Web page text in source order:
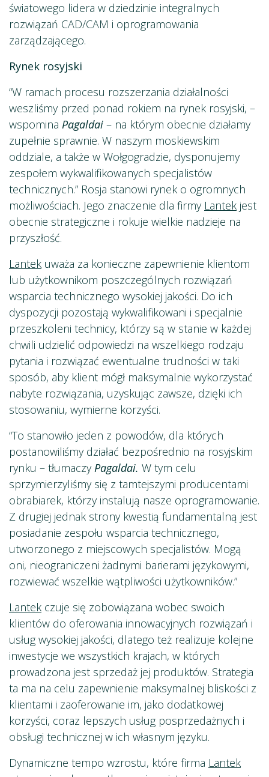
światowego lidera w dziedzinie integralnych
rozwiązań CAD/CAM i oprogramowania
zarządzającego.
Rynek rosyjski
“W ramach procesu rozszerzania działalności
weszliśmy przed ponad rokiem na rynek rosyjski, –
wspomina Pagaldai – na którym obecnie działamy
zupełnie sprawnie. W naszym moskiewskim
oddziale, a także w Wołgogradzie, dysponujemy
zespołem wykwalifikowanych specjalistów
technicznych.” Rosja stanowi rynek o ogromnych
możliwościach. Jego znaczenie dla firmy Lantek jest
obecnie strategiczne i rokuje wielkie nadzieje na
przyszłość.
Lantek uważa za konieczne zapewnienie klientom
lub użytkownikom poszczególnych rozwiązań
wsparcia technicznego wysokiej jakości. Do ich
dyspozycji pozostają wykwalifikowani i specjalnie
przeszkoleni technicy, którzy są w stanie w każdej
chwili udzielić odpowiedzi na wszelkiego rodzaju
pytania i rozwiązać ewentualne trudności w taki
sposób, aby klient mógł maksymalnie wykorzystać
nabyte rozwiązania, uzyskując zawsze, dzięki ich
stosowaniu, wymierne korzyści.
“To stanowiło jeden z powodów, dla których
postanowiliśmy działać bezpośrednio na rosyjskim
rynku – tłumaczyPagaldai. W tym celu
sprzymierzyliśmy się z tamtejszymi producentami
obrabiarek, którzy instalują nasze oprogramowanie.
Z drugiej jednak strony kwestią fundamentalną jest
posiadanie zespołu wsparcia technicznego,
utworzonego z miejscowych specjalistów. Mogą
oni, nieograniczeni żadnymi barierami językowymi,
rozwiewać wszelkie wątpliwości użytkowników.”
Lantek czuje się zobowiązana wobec swoich
klientów do oferowania innowacyjnych rozwiązań i
usług wysokiej jakości, dlatego też realizuje kolejne
inwestycje we wszystkich krajach, w których
prowadzona jest sprzedaż jej produktów. Strategia
ta ma na celu zapewnienie maksymalnej bliskości z
klientami i zaoferowanie im, jako dodatkowej
korzyści, coraz lepszych usług posprzedażnych i
obsługi technicznej w ich własnym języku.
Dynamiczne tempo wzrostu, które firma Lantek